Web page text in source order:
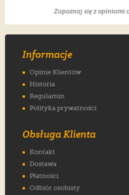
Zapoznaj się z opiniami
Informacje
Opinie Klientów
Historia
Regulamin
Polityka prywatności
Obsługa Klienta
Kontakt
Dostawa
Płatności
Odbiór osobisty